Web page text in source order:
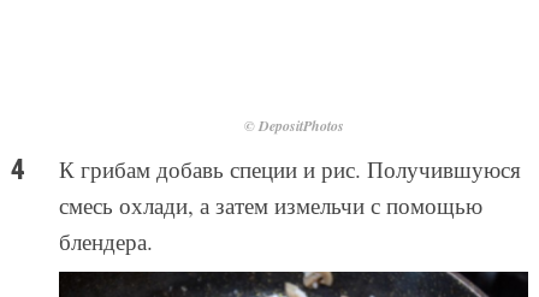
© DepositPhotos
К грибам добавь специи и рис. Получившуюся
смесь охлади, а затем измельчи с помощью
блендера.